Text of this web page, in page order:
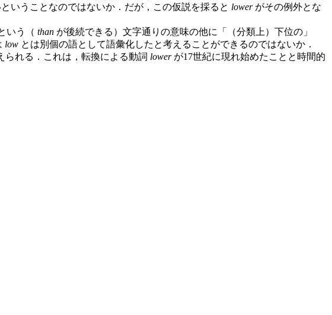
いうことなのではないか．だが，この仮説を採ると lowerがその例外とな
いう（ than が後続できる）文字通りの意味の他に「（分類上）下位の」
low とは別個の語として語彙化したと考えることができるのではないか．
れる．これは，転換による動詞 lowerが17世紀に現れ始めたことと時間的